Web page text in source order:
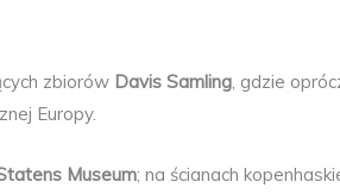
zbiorów Davis Samling, gdzie
Europy.
Museum; na ścianach